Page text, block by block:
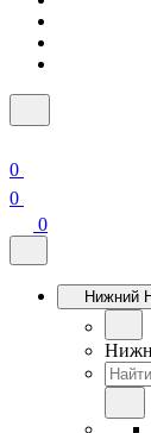
0
0
0
Нижний